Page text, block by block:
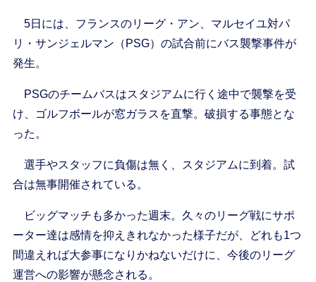
5日には、フランスのリーグ・アン、マルセイユ対パ
リ・サンジェルマン（PSG）の試合前にバス襲撃事件が
発生。
PSGのチームバスはスタジアムに行く途中で襲撃を受
け、ゴルフボールが窓ガラスを直撃。破損する事態とな
った。
選手やスタッフに負傷は無く、スタジアムに到着。試
合は無事開催されている。
ビッグマッチも多かった週末。久々のリーグ戦にサポ
ーター達は感情を抑えきれなかった様子だが、どれも1つ
間違えれば大参事になりかねないだけに、今後のリーグ
運営への影響が懸念される。